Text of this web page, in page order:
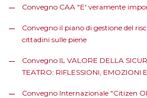
Convegno CAA "E' veramente
Convegno il piano di gestione del
cittadini sulle piene
Convegno IL VALORE DELLA
TEATRO: RIFLESSIONI, EMOZIONI
Convegno Internazionale "Citizen